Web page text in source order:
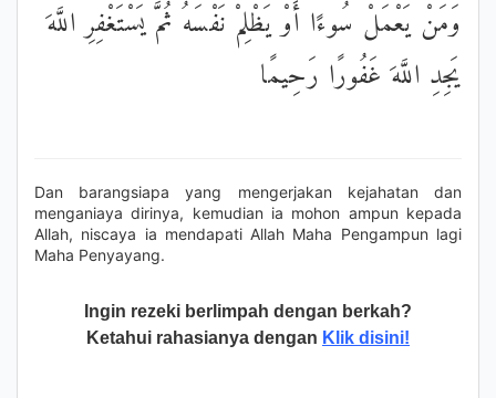
وَمَنْ يَعْمَلْ سُوءًا أَوْ يَظْلِمْ نَفْسَهُ ثُمَّ يَسْتَغْفِرِ اللَّهَ
يَجِدِ اللَّهَ غَفُورًا رَحِيمًا
Dan barangsiapa yang mengerjakan kejahatan dan
menganiaya dirinya, kemudian ia mohon ampun kepada
Allah, niscaya ia mendapati Allah Maha Pengampun lagi
Maha Penyayang.
Ingin rezeki berlimpah dengan berkah?
Ketahui rahasianya dengan Klik disini!